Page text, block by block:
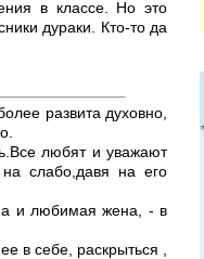
в классе. Но это
дураки. Кто-то да
развита духовно,
любят и уважают
слабо,давя на его
и любимая жена, - в
в себе, раскрыться ,